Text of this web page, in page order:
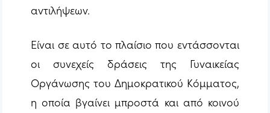
αντιλήψεων.
Είναι σε αυτό το πλαίσιο που εντάσσονται
οι συνεχείς δράσεις της Γυναικείας
Οργάνωσης του Δημοκρατικού Κόμματος,
η οποία βγαίνει μπροστά και από κοινού